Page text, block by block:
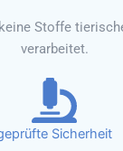
Stoffe
verarbeitet.
Sicherheit